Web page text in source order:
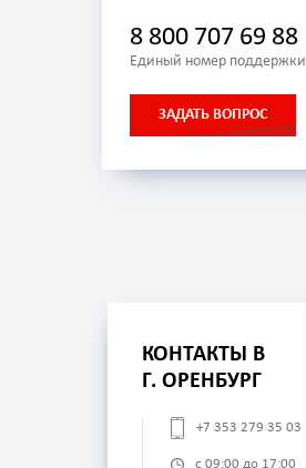
8 800 707 69 88
Единый номер поддержки
ЗАДАТЬ ВОПРОС
КОНТАКТЫ В
Г. ОРЕНБУРГ
+7 353 279 35 03
с 09:00 до 17:00